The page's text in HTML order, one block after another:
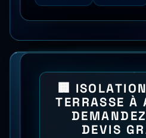
🏢
TERRASSE À
DEVIS